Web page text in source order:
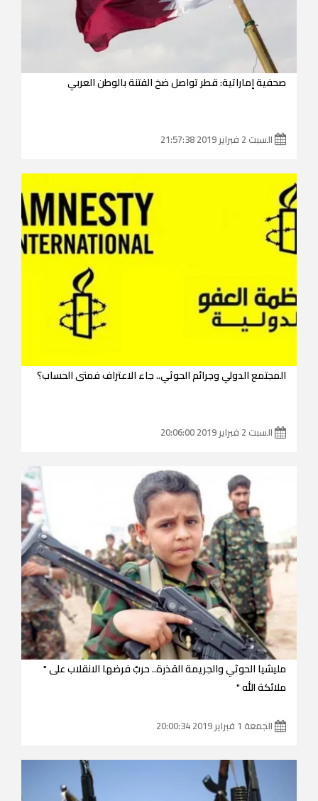
صحفية إماراتية: قطر تواصل ضخ الفتنة بالوطن العربي
السبت 2 فبراير 2019 21:57:38
المجتمع الدولي وجرائم الحوثي.. جاء الاعتراف فمتى الحساب؟
السبت 2 فبراير 2019 20:06:00
مليشيا الحوثي والجريمة القذرة.. حربٌ فرضها الانقلاب على "
ملائكة الله "
الجمعة 1 فبراير 2019 20:00:34